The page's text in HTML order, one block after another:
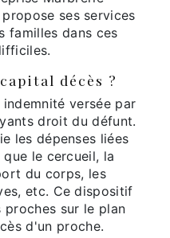
ses services
familles dans ces
décès ?
versée par
droit du défunt.
les dépenses liées
le cercueil, la
du corps, les
etc. Ce dispositif
proches sur le plan
d'un proche.